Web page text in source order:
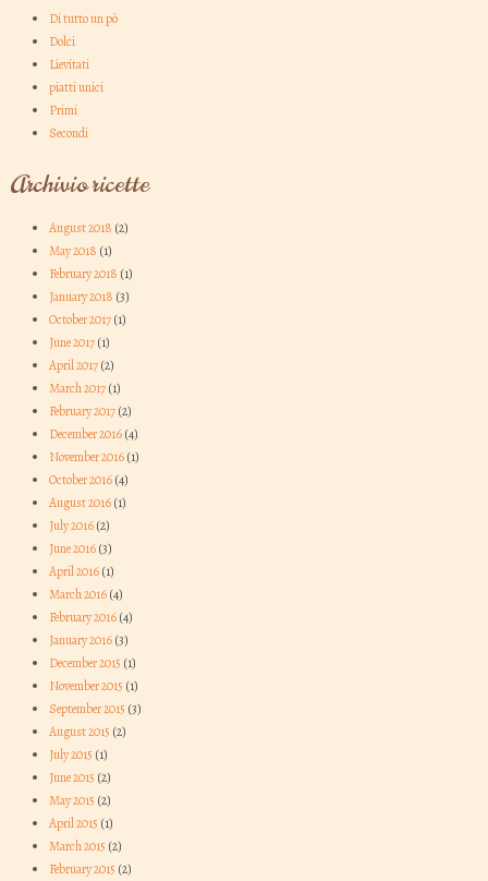
Di tutto un pò
Dolci
Lievitati
piatti unici
Primi
Secondi
Archivio ricette
August 2018 (2)
May 2018 (1)
February 2018 (1)
January 2018 (3)
October 2017(1)
June 2017(1)
April 2017(2)
March 2017(1)
February 2017(2)
December 2016(4)
November 2016(1)
October 2016(4)
August 2016(1)
July 2016(2)
June 2016(3)
April 2016(1)
March 2016(4)
February 2016(4)
January 2016(3)
December 2015 (1)
November 2015 (1)
September 2015 (3)
August 2015 (2)
July 2015 (1)
June 2015 (2)
May 2015 (2)
April 2015 (1)
March 2015 (2)
February 2015 (2)